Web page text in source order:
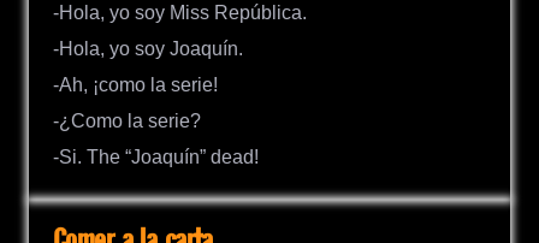
-Hola, yo soy Miss República.
-Hola, yo soy Joaquín.
-Ah, ¡como la serie!
-¿Como la serie?
-Si. The “Joaquín” dead!